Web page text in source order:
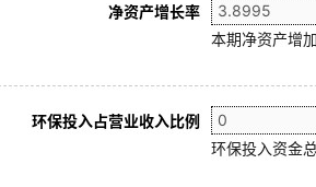
净资产增长率
本期净资产增
环保投入占营业收入比例
环保投入资金